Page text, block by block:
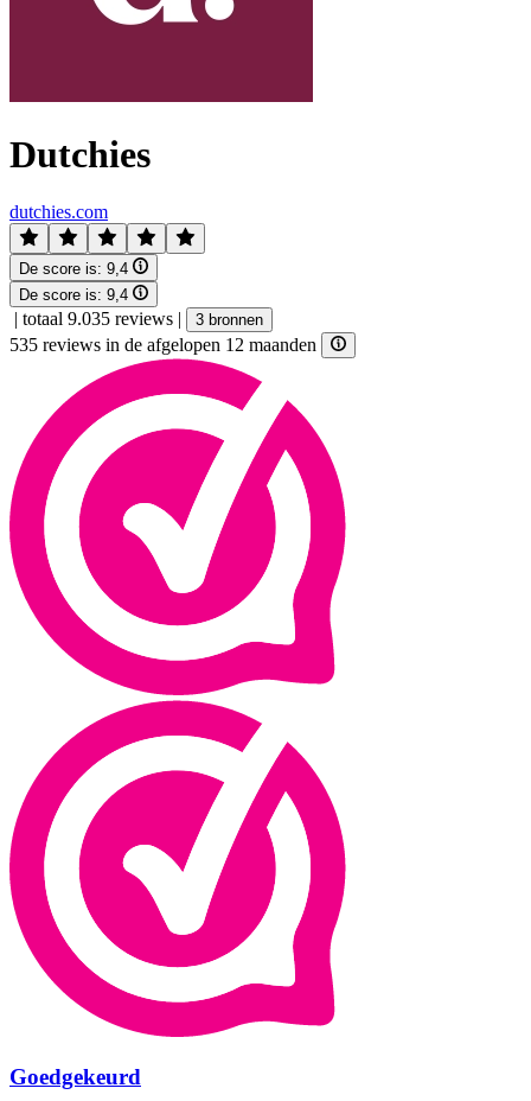
Dutchies
dutchies.com
De score is: 9,4
De score is: 9,4
| totaal 9.035 reviews | 3 bronnen
535 reviews in de afgelopen 12 maanden
Goedgekeurd